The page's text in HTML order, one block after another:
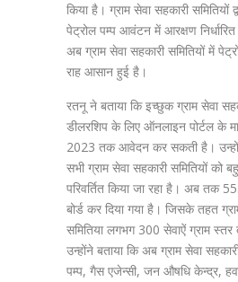
किया है। ग्राम सेवा सहकारी समितियों
पेट्रोल पम्प आवंटन में आरक्षण
अब ग्राम सेवा सहकारी समितियों में
राह आसान हुई है।
रतनू ने बताया कि इच्छुक ग्राम सेवा
डीलरशिप के लिए ऑनलाइन पोर्टल के
2023 तक आवेदन कर सकती है।
सभी ग्राम सेवा सहकारी समितियों को
परिवर्तित किया जा रहा है। अब तक
बोर्ड कर दिया गया है। जिसके तहत
समितिया लगभग 300 सेवाऐं ग्राम स्तर
उन्होंने बताया कि अब ग्राम सेवा
पम्प, गैस एजेन्सी, जन औषधि केन्द्र,